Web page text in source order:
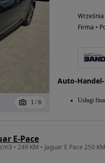
1 / 6
Firma •
Auto-
Usługi
E-Pace
• 249 KM • Jaguar E Pace 250 KM